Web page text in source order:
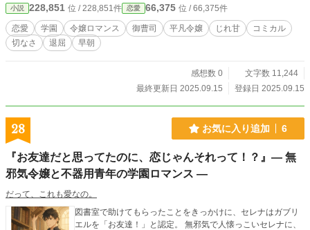
小説 228,851 位 / 228,851件 恋愛 66,375 位 / 66,375件
恋愛 学園 令嬢ロマンス 御曹司 平凡令嬢 じれ甘
コミカル
切なさ
退屈 早朝
感想数 0
文字数 11,244
最終更新日 2025.09.15
登録日 2025.09.15
28 お気に入り追加 6
『お友達だと思ってたのに、恋じゃんそれって！？』― 無
邪気令嬢と不器用青年の学園ロマンス ―
だって、これも愛なの。
図書室で助けてもらったことをきっかけに、セレナはガブリ
エルを「お友達！」と認定。 無邪気で人懐っこいセレナに、